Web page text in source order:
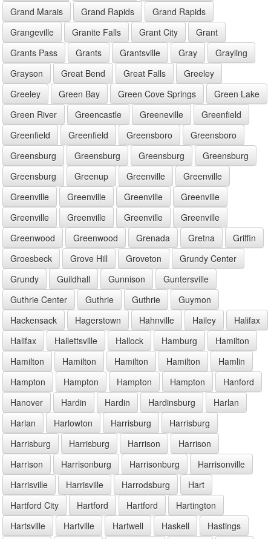
Grand Marais
Grand Rapids
Grand Rapids
Grangeville
Granite Falls Grant City
Grant
Grants Pass
Grants Grantsville Gray
Grayling
Grayson
Great Bend Great Falls
Greeley
Greeley
Green Bay Green Cove Springs
Green Lake
Green River
Greencastle Greeneville
Greenfield
Greenfield
Greenfield Greensboro
Greensboro
Greensburg
Greensburg Greensburg
Greensburg
Greensburg
Greenup Greenville
Greenville
Greenville
Greenville Greenville
Greenville
Greenville
Greenville Greenville
Greenville
Greenwood
Greenwood Grenada Gretna
Griffin
Groesbeck
Grove Hill Groveton
Grundy Center
Grundy
Guildhall Gunnison
Guntersville
Guthrie Center
Guthrie Guthrie
Guymon
Hackensack
Hagerstown Hahnville Hailey
Halifax
Halifax
Hallettsville Hallock Hamburg
Hamilton
Hamilton
Hamilton Hamilton Hamilton
Hamlin
Hampton
Hampton Hampton Hampton
Hanford
Hanover
Hardin Hardin Hardinsburg
Harlan
Harlan
Harlowton Harrisburg
Harrisburg
Harrisburg
Harrisburg Harrison
Harrison
Harrison
Harrisonburg Harrisonburg
Harrisonville
Harrisville
Harrisville Harrodsburg
Hart
Hartford City
Hartford Hartford
Hartington
Hartsville
Hartville Hartwell Haskell
Hastings